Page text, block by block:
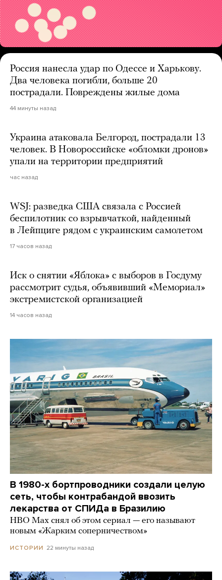
Россия нанесла удар по Одессе и Харькову.
Два человека погибли, больше 20
пострадали. Повреждены жилые дома
44 минуты назад
Украина атаковала Белгород, пострадали 13
человек. В Новороссийске «обломки дронов»
упали на территории предприятий
час назад
WSJ: разведка США связала с Россией
беспилотник со взрывчаткой, найденный
в Лейпциге рядом с украинским самолетом
17 часов назад
Иск о снятии «Яблока» с выборов в Госдуму
рассмотрит судья, объявивший «Мемориал»
экстремистской организацией
14 часов назад
В 1980-х бортпроводники создали целую
сеть, чтобы контрабандой ввозить
лекарства от СПИДа в Бразилию
HBO Max снял об этом сериал — его называют
новым «Жарким соперничеством»
ИСТОРИИ 22 минуты назад